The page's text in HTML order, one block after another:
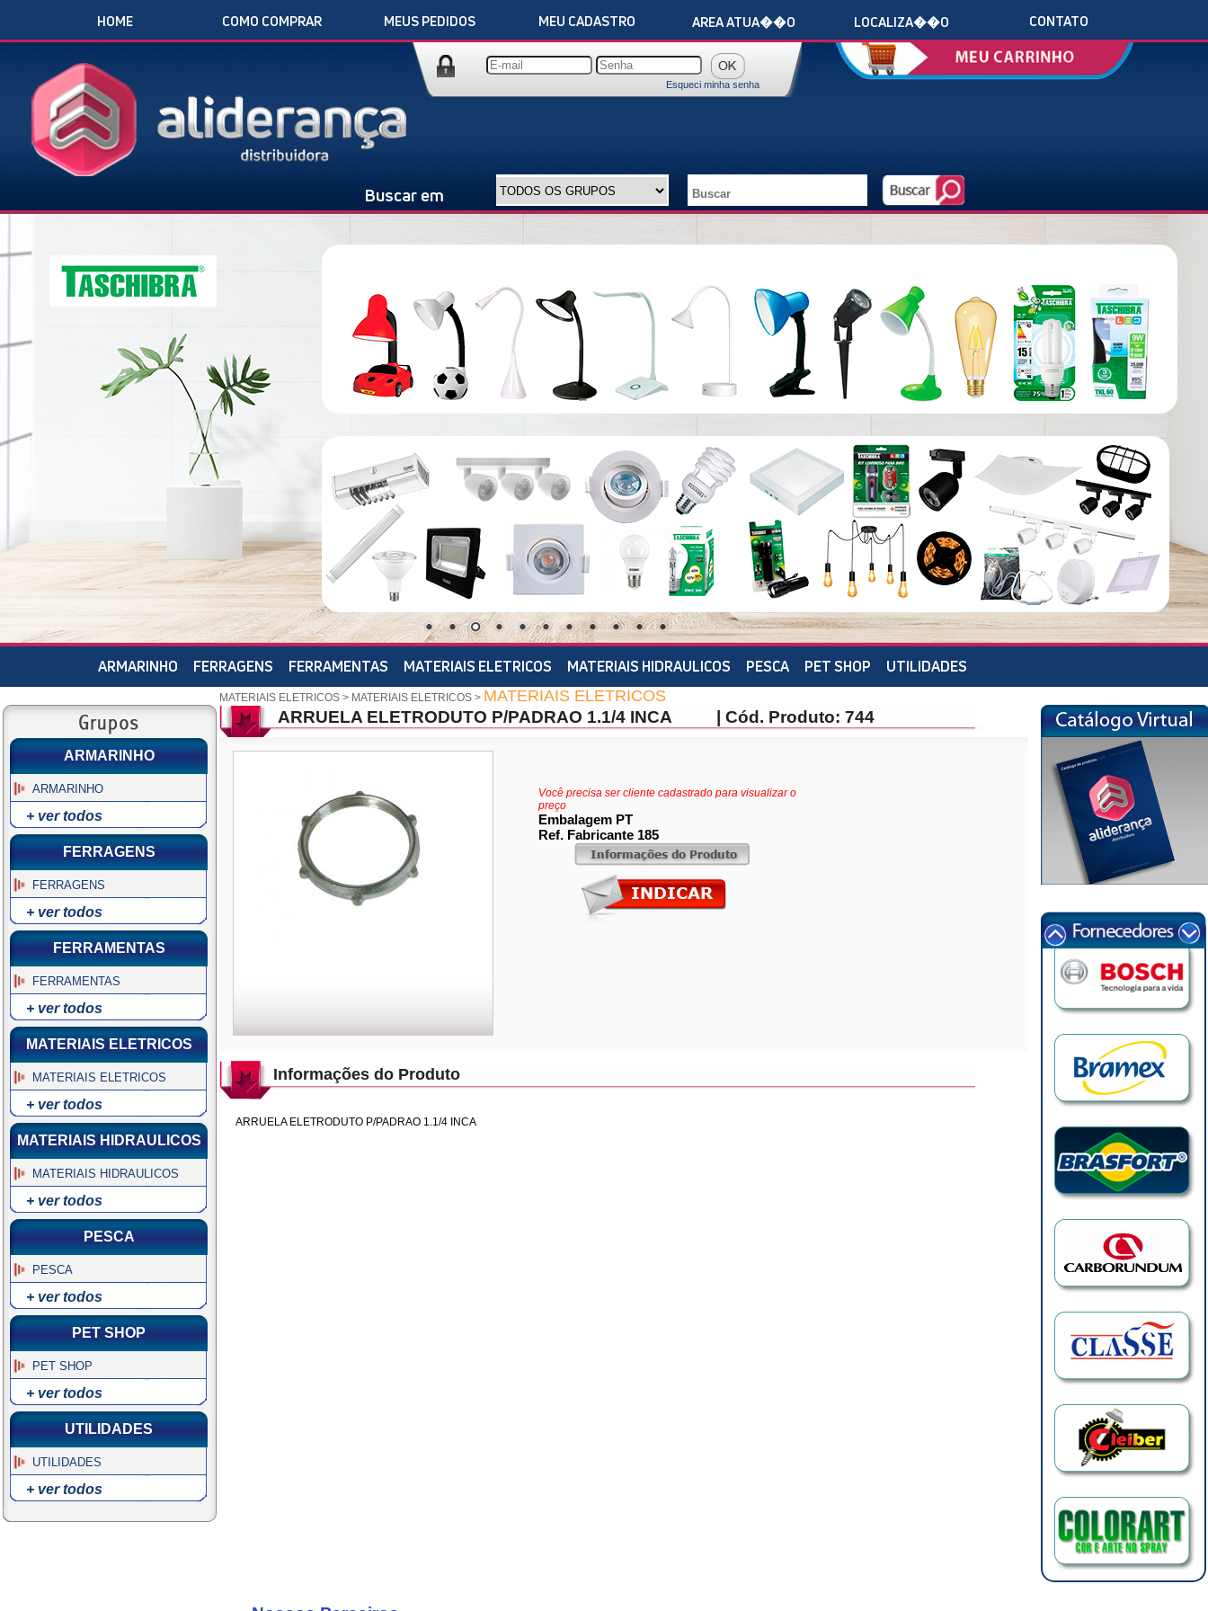
HOME COMO COMPRAR MEUS PEDIDOS MEU CADASTRO AREA ATUA��O LOCALIZA��O CONTATO
Esqueci minha senha
Buscar em
ARMARINHO FERRAGENS FERRAMENTAS MATERIAIS ELETRICOS MATERIAIS HIDRAULICOS PESCA PET SHOP UTILIDADES
ARMARINHO
ARMARINHO
+ ver todos
FERRAGENS
FERRAGENS
+ ver todos
FERRAMENTAS
FERRAMENTAS
+ ver todos
MATERIAIS ELETRICOS
MATERIAIS ELETRICOS
+ ver todos
MATERIAIS HIDRAULICOS
MATERIAIS HIDRAULICOS
+ ver todos
PESCA
PESCA
+ ver todos
PET SHOP
PET SHOP
+ ver todos
UTILIDADES
UTILIDADES
+ ver todos
MATERIAIS ELETRICOS > MATERIAIS ELETRICOS > MATERIAIS ELETRICOS
ARRUELA ELETRODUTO P/PADRAO 1.1/4 INCA | Cód. Produto: 744
Você precisa ser cliente cadastrado para visualizar o
preço
Embalagem PT
Ref. Fabricante 185
Informações do Produto
ARRUELA ELETRODUTO P/PADRAO 1.1/4 INCA